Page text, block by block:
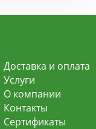
работает.
Доставка и оплата
Услуги
О компании
Контакты
Сертификаты